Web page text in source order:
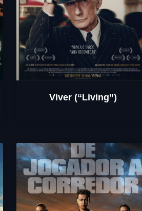
Viver (“Living”)